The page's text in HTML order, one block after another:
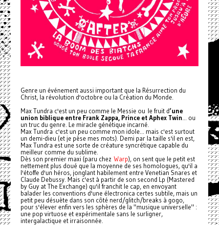
Genre un événement aussi important que la Résurrection du
Christ, la révolution d'octobre ou la Création du Monde.
Max Tundra c'est un peu comme le Messie ou le fruit d’une
union biblique entre Frank Zappa, Prince et Aphex Twin ... ou
un truc du genre. Le miracle génétique incarné.
Max Tundra c'est un peu comme mon idole... mais c'est surtout
un demi-dieu (et je pèse mes mots). Demi par la taille s'il en est,
Max Tundra est une sorte de créature syncrétique capable du
meilleur comme du sublime.
Dès son premier maxi (paru chez Warp), on sent que le petit est
nettement plus doué que la moyenne de ses homologues, qu'il a
l'étoffe d'un héros, jonglant habilement entre Venetian Snares et
Claude Debussy. Mais c'est à partir de son second Lp (Mastered
by Guy at The Exchange) qu'il franchit le cap, en envoyant
balader les conventions d'une électronica certes subtile, mais un
petit peu désuète dans son côté nerd/glitch/breaks à gogo,
pour s'élever enfin vers les sphères de la "musique universelle" :
une pop virtuose et expérimentale sans le surligner,
intergalactique et irraisonnée.